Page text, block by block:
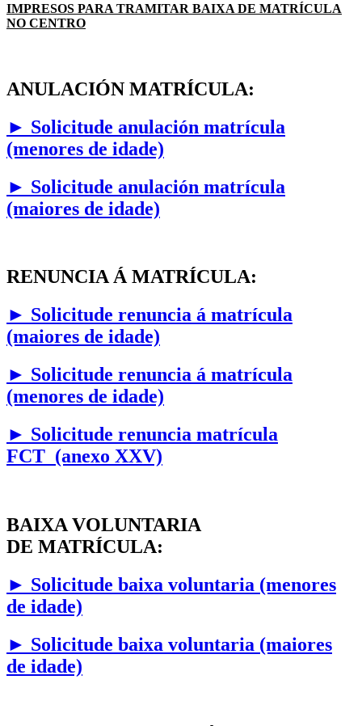
IMPRESOS PARA TRAMITAR BAIXA DE MATRÍCULA
NO CENTRO
ANULACIÓN MATRÍCULA:
► Solicitude anulación matrícula
(menores de idade)
► Solicitude anulación matrícula
(maiores de idade)
RENUNCIA Á MATRÍCULA:
► Solicitude renuncia á matrícula
(maiores de idade)
► Solicitude renuncia á matrícula
(menores de idade)
► Solicitude renuncia matrícula
FCT (anexo XXV)
BAIXA VOLUNTARIA
DE MATRÍCULA:
► Solicitude baixa voluntaria (menores
de idade)
► Solicitude baixa voluntaria (maiores
de idade)